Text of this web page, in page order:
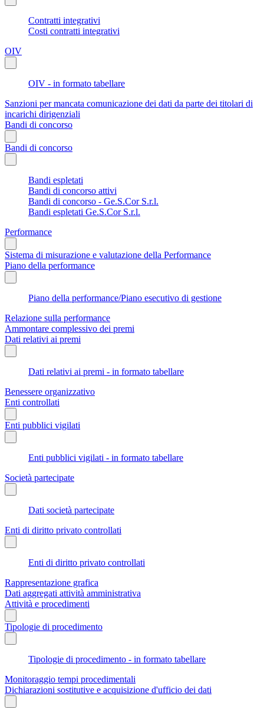
Contratti integrativi
Costi contratti integrativi
OIV
OIV - in formato tabellare
Sanzioni per mancata comunicazione dei dati da parte dei titolari di
incarichi dirigenziali
Bandi di concorso
Bandi di concorso
Bandi espletati
Bandi di concorso attivi
Bandi di concorso - Ge.S.Cor S.r.l.
Bandi espletati Ge.S.Cor S.r.l.
Performance
Sistema di misurazione e valutazione della Performance
Piano della performance
Piano della performance/Piano esecutivo di gestione
Relazione sulla performance
Ammontare complessivo dei premi
Dati relativi ai premi
Dati relativi ai premi - in formato tabellare
Benessere organizzativo
Enti controllati
Enti pubblici vigilati
Enti pubblici vigilati - in formato tabellare
Società partecipate
Dati società partecipate
Enti di diritto privato controllati
Enti di diritto privato controllati
Rappresentazione grafica
Dati aggregati attività amministrativa
Attività e procedimenti
Tipologie di procedimento
Tipologie di procedimento - in formato tabellare
Monitoraggio tempi procedimentali
Dichiarazioni sostitutive e acquisizione d'ufficio dei dati